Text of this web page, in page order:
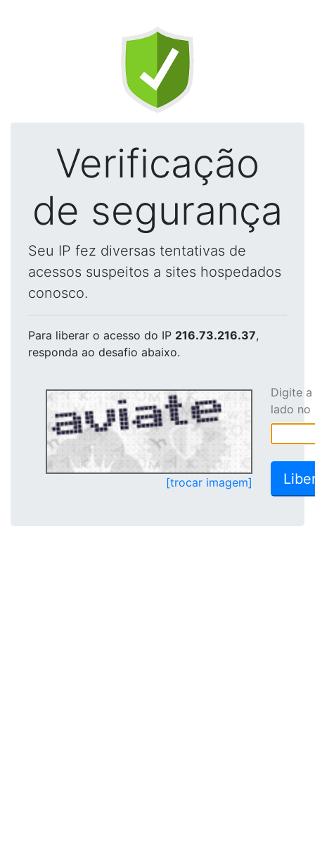
Verificação
de segurança
Seu IP fez diversas tentativas de
acessos suspeitos a sites hospedados
conosco.
Para liberar o acesso do IP 216.73.216.37,
responda ao desafio abaixo.
[trocar imagem]
Digite
lado no